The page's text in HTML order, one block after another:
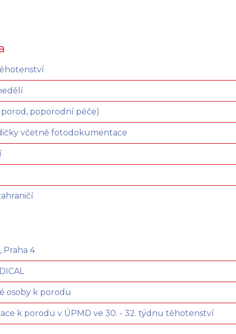
poporodní péče)
včetně fotodokumentace
Praha 4
osoby k porodu
k porodu v ÚPMD ve 30. - 32. týdnu těhotenství